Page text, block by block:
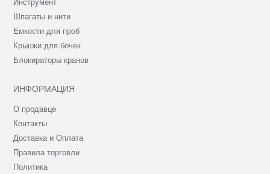
Инструмент
Шпагаты и нити
Емкости для проб
Крышки для бочек
Блокираторы кранов
ИНФОРМАЦИЯ
О продавце
Контакты
Доставка и Оплата
Правила торговли
Политика